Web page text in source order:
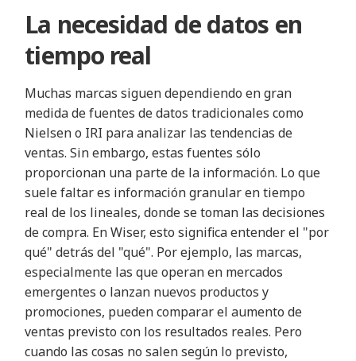
La necesidad de datos en
tiempo real
Muchas marcas siguen dependiendo en gran
medida de fuentes de datos tradicionales como
Nielsen o IRI para analizar las tendencias de
ventas. Sin embargo, estas fuentes sólo
proporcionan una parte de la información. Lo que
suele faltar es información granular en tiempo
real de los lineales, donde se toman las decisiones
de compra. En Wiser, esto significa entender el "por
qué" detrás del "qué". Por ejemplo, las marcas,
especialmente las que operan en mercados
emergentes o lanzan nuevos productos y
promociones, pueden comparar el aumento de
ventas previsto con los resultados reales. Pero
cuando las cosas no salen según lo previsto,